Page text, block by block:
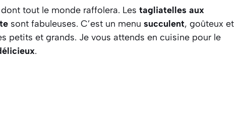
dont tout le monde raffolera. Les tagliatelles aux
sont fabuleuses. C’est un menu succulent, goûteux et
petits et grands. Je vous attends en cuisine pour le
.